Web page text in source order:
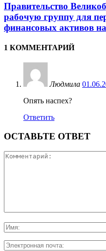
Правительство
рабочую группу для
финансовых активов
1 КОММЕНТАРИЙ
Людмила
Опять наспех?
Ответить
ОСТАВЬТЕ ОТВЕТ